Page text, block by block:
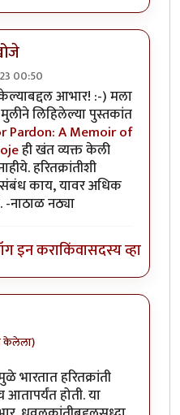
00:50
सर टोबी आभार! :-) मला
लिहिलेल्या पुस्तकांत
Pardon: A Memoir of
ही खंत व्यक्त केली
हरितक्रांतीशी
काय, यावर अधिक
-नाठाळ नठ्या
इन कराकिंवासदस्य व्हा
केलेला)
भारतात हरितक्रांती
आतापर्यंत होती. या